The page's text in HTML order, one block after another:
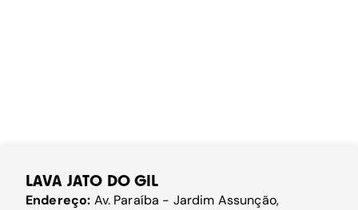
LAVA JATO DO GIL
Endereço: Av. Paraíba - Jardim Assunção,